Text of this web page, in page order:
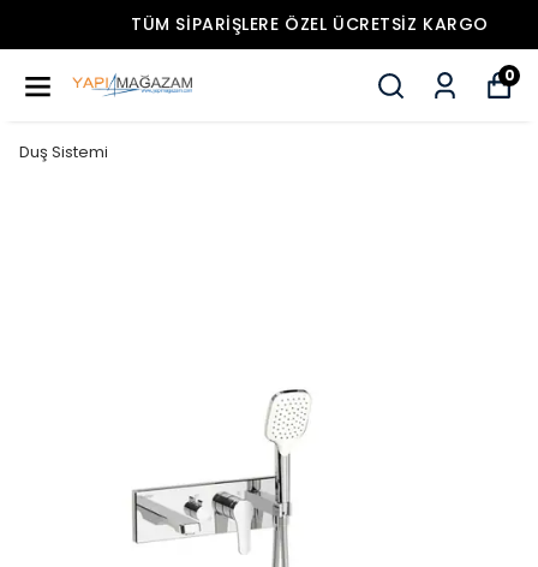
TÜM SIPARIŞLERE ÖZEL ÜCRETSIZ KARGO
0
Duş Sistemi